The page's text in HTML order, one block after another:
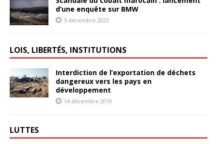
d’une enquête sur BMW
5 décembre 2023
LOIS, LIBERTÉS, INSTITUTIONS
Interdiction de l’exportation de déchets
dangereux vers les pays en
développement
14 décembre 2019
LUTTES